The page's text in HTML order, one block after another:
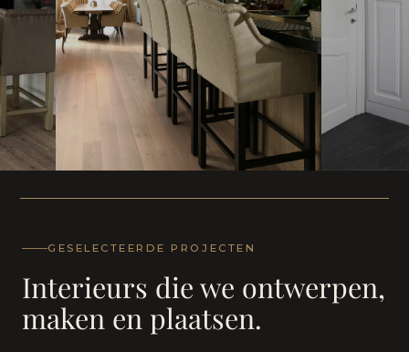
Landhuis - Grimbergen
GESELECTEERDE PROJECTEN
Interieurs die we ontwerpen,
maken en plaatsen.